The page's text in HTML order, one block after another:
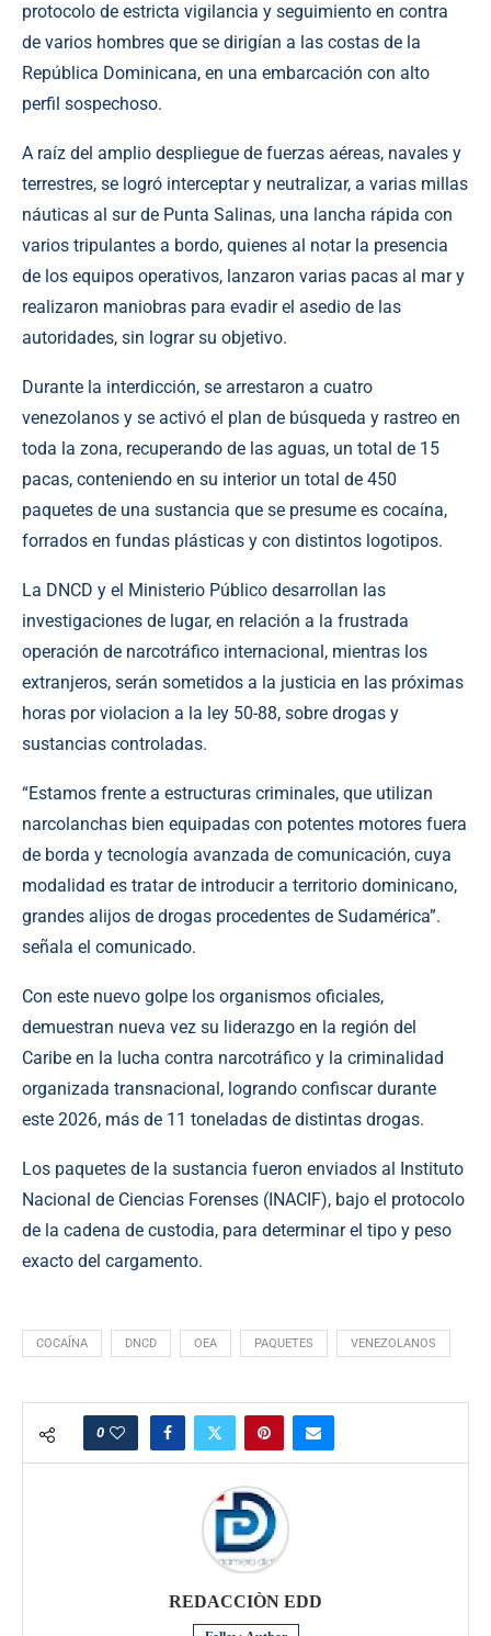
protocolo de estricta vigilancia y seguimiento en contra
de varios hombres que se dirigían a las costas de la
República Dominicana, en una embarcación con alto
perfil sospechoso.
A raíz del amplio despliegue de fuerzas aéreas, navales y
terrestres, se logró interceptar y neutralizar, a varias millas
náuticas al sur de Punta Salinas, una lancha rápida con
varios tripulantes a bordo, quienes al notar la presencia
de los equipos operativos, lanzaron varias pacas al mar y
realizaron maniobras para evadir el asedio de las
autoridades, sin lograr su objetivo.
Durante la interdicción, se arrestaron a cuatro
venezolanos y se activó el plan de búsqueda y rastreo en
toda la zona, recuperando de las aguas, un total de 15
pacas, conteniendo en su interior un total de 450
paquetes de una sustancia que se presume es cocaína,
forrados en fundas plásticas y con distintos logotipos.
La DNCD y el Ministerio Público desarrollan las
investigaciones de lugar, en relación a la frustrada
operación de narcotráfico internacional, mientras los
extranjeros, serán sometidos a la justicia en las próximas
horas por violacion a la ley 50-88, sobre drogas y
sustancias controladas.
“Estamos frente a estructuras criminales, que utilizan
narcolanchas bien equipadas con potentes motores fuera
de borda y tecnología avanzada de comunicación, cuya
modalidad es tratar de introducir a territorio dominicano,
grandes alijos de drogas procedentes de Sudamérica”.
señala el comunicado.
Con este nuevo golpe los organismos oficiales,
demuestran nueva vez su liderazgo en la región del
Caribe en la lucha contra narcotráfico y la criminalidad
organizada transnacional, logrando confiscar durante
este 2026, más de 11 toneladas de distintas drogas.
Los paquetes de la sustancia fueron enviados al Instituto
Nacional de Ciencias Forenses (INACIF), bajo el protocolo
de la cadena de custodia, para determinar el tipo y peso
exacto del cargamento.
COCAÍNA DNCD OEA PAQUETES VENEZOLANOS
0
REDACCIÒN EDD